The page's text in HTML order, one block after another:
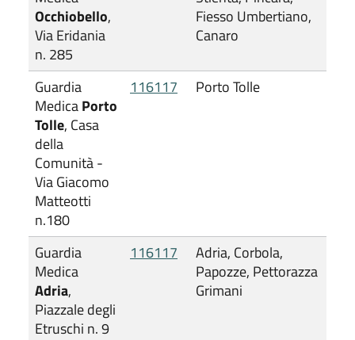
Occhiobello,
Via Eridania
n. 285
Fiesso Umbertiano,
Canaro
Guardia
MedicaPorto
Tolle, Casa
della
Comunità -
Via Giacomo
Matteotti
n.180
116117 Porto Tolle
Guardia
Medica
Adria,
Piazzale degli
Etruschi n. 9
116117
Adria, Corbola,
Papozze, Pettorazza
Grimani